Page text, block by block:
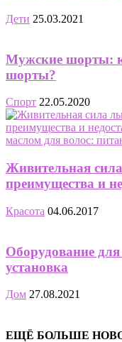
Дети 25.03.2021
Мужские шорты:
шорты?
Спорт 22.05.2020
Живительная
преимущества и
Красота 04.06.2017
Оборудование
установка
Дом 27.08.2021
ЕЩЁ БОЛЬШЕ